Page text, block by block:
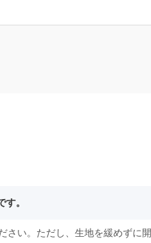
。
さい。ただし、生地を緩めずに開